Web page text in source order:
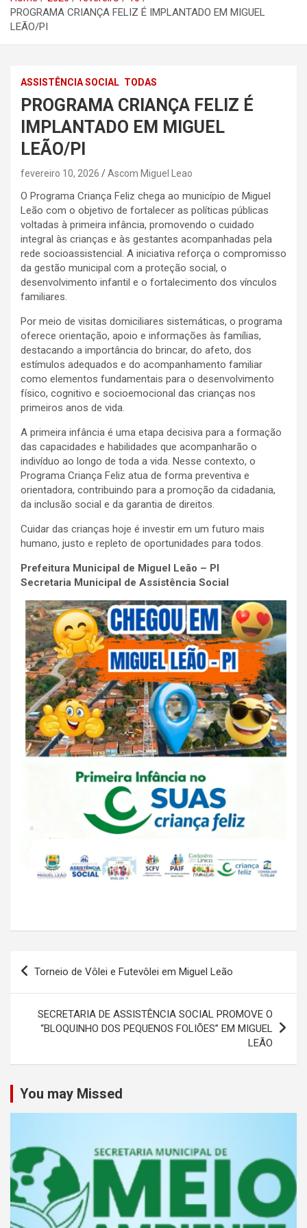
PROGRAMA CRIANÇA FELIZ É IMPLANTADO EM MIGUEL
LEÃO/PI
ASSISTÊNCIA SOCIAL TODAS
PROGRAMA CRIANÇA FELIZ É
IMPLANTADO EM MIGUEL
LEÃO/PI
fevereiro 10, 2026 Ascom Miguel Leao
O Programa Criança Feliz chega ao município de Miguel
Leão com o objetivo de fortalecer as políticas públicas
voltadas à primeira infância, promovendo o cuidado
integral às crianças e às gestantes acompanhadas pela
rede socioassistencial. A iniciativa reforça o compromisso
da gestão municipal com a proteção social, o
desenvolvimento infantil e o fortalecimento dos vínculos
familiares.
Por meio de visitas domiciliares sistemáticas, o programa
oferece orientação, apoio e informações às famílias,
destacando a importância do brincar, do afeto, dos
estímulos adequados e do acompanhamento familiar
como elementos fundamentais para o desenvolvimento
físico, cognitivo e socioemocional das crianças nos
primeiros anos de vida.
A primeira infância é uma etapa decisiva para a formação
das capacidades e habilidades que acompanharão o
indivíduo ao longo de toda a vida. Nesse contexto, o
Programa Criança Feliz atua de forma preventiva e
orientadora, contribuindo para a promoção da cidadania,
da inclusão social e da garantia de direitos.
Cuidar das crianças hoje é investir em um futuro mais
humano, justo e repleto de oportunidades para todos.
Prefeitura Municipal de Miguel Leão – PI
Secretaria Municipal de Assistência Social
Navegação
Torneio de Vôlei e Futevôlei em Miguel Leão
SECRETARIA DE ASSISTÊNCIA SOCIAL PROMOVE O
“BLOQUINHO DOS PEQUENOS FOLIÕES” EM MIGUEL
LEÃO
You may Missed